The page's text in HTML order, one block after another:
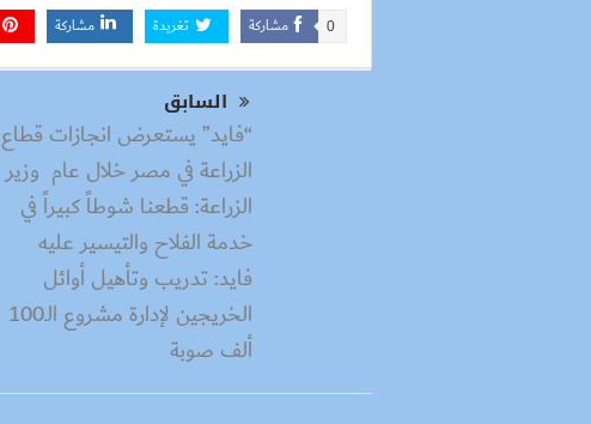
مشاركة 0 تغريدة مشاركة
السابق
“فايد” يستعرض انجازات قطاع
الزراعة في مصر خلال عام وزير
الزراعة: قطعنا شوطاً كبيراً في
خدمة الفلاح والتيسير عليه
فايد: تدريب وتأهيل أوائل
الخريجين لإدارة مشروع الـ100
ألف صوبة